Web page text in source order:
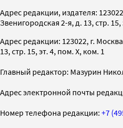
Адрес редакции, издателя:
Звенигородская 2-я, д. 13, стр.
Адрес редакции: 123022, г.
13, стр. 15, эт. 4, пом. X, ком. 1
Главный редактор: Мазурин
Адрес электронной почты
Номер телефона редакции: +7